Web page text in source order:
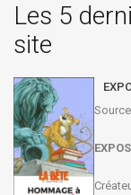
Les 5
site